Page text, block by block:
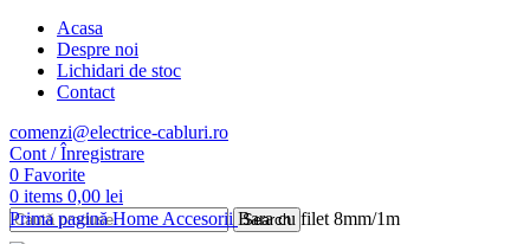
Acasa
Despre noi
Lichidari de stoc
Contact
comenzi@electrice-cabluri.ro
Cont / Înregistrare
0 Favorite
0 items 0,00 lei
Search
Prima paginăHome Accesorii Bara cu filet 8mm/1m